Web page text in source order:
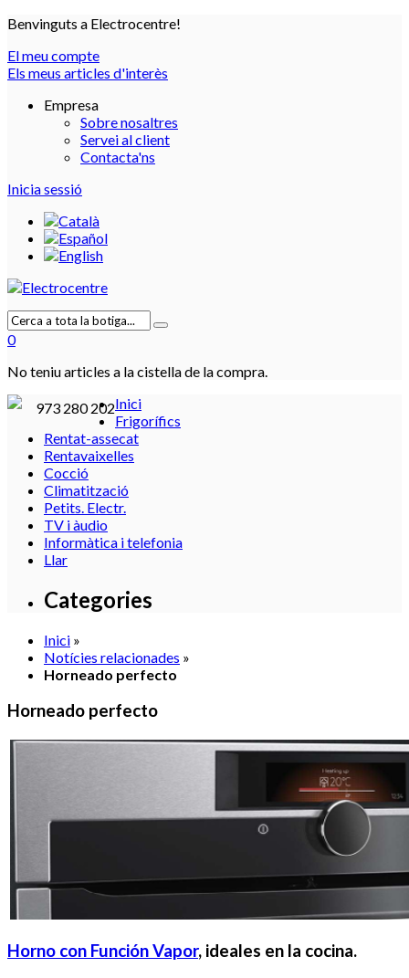
Benvinguts a Electrocentre!
El meu compte
Els meus articles d'interès
Empresa
Sobre nosaltres
Servei al client
Contacta'ns
Inicia sessió
0
No teniu articles a la cistella de la compra.
973 280 202Inici
Frigorífics
Rentat-assecat
Rentavaixelles
Cocció
Climatització
Petits. Electr.
TV i àudio
Informàtica i telefonia
Llar
Categories
Inici »
Notícies relacionades »
Horneado perfecto
Horneado perfecto
Horno con Función Vapor, ideales en la cocina.